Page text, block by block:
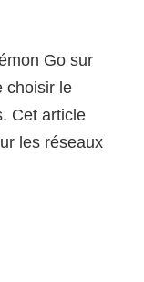
Go sur
choisir le
Cet article
les réseaux